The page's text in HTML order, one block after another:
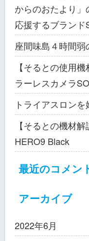
からのおたより
応援するブランド
座間味島４時間弱
【そるとの使用
ラーレスカメラ
トライアスロン
【そるとの機材
HERO9 Black
最近のコメン
アーカイブ
2022年6月